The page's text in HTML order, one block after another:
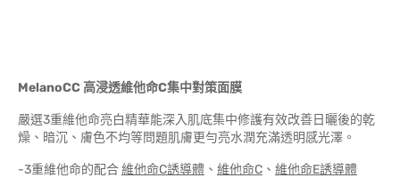
MelanoCC高浸透維他命C集中對策面膜
嚴選3重維他命亮白精華能深入肌底集中修護有效改善日曬後的乾
燥、暗沉、膚色不均等問題肌膚更勻亮水潤充滿透明感光澤。
-3重維他命的配合維他命C誘導體 、 維他命C 、 維他命E誘導體